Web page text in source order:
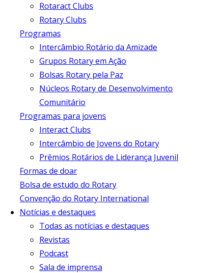
Rotaract Clubs
Rotary Clubs
Programas
Intercâmbio Rotário da Amizade
Grupos Rotary em Ação
Bolsas Rotary pela Paz
Núcleos Rotary de Desenvolvimento
Comunitário
Programas para jovens
Interact Clubs
Intercâmbio de Jovens do Rotary
Prêmios Rotários de Liderança Juvenil
Formas de doar
Bolsa de estudo do Rotary
Convenção do Rotary International
Notícias e destaques
Todas as notícias e destaques
Revistas
Podcast
Sala de imprensa